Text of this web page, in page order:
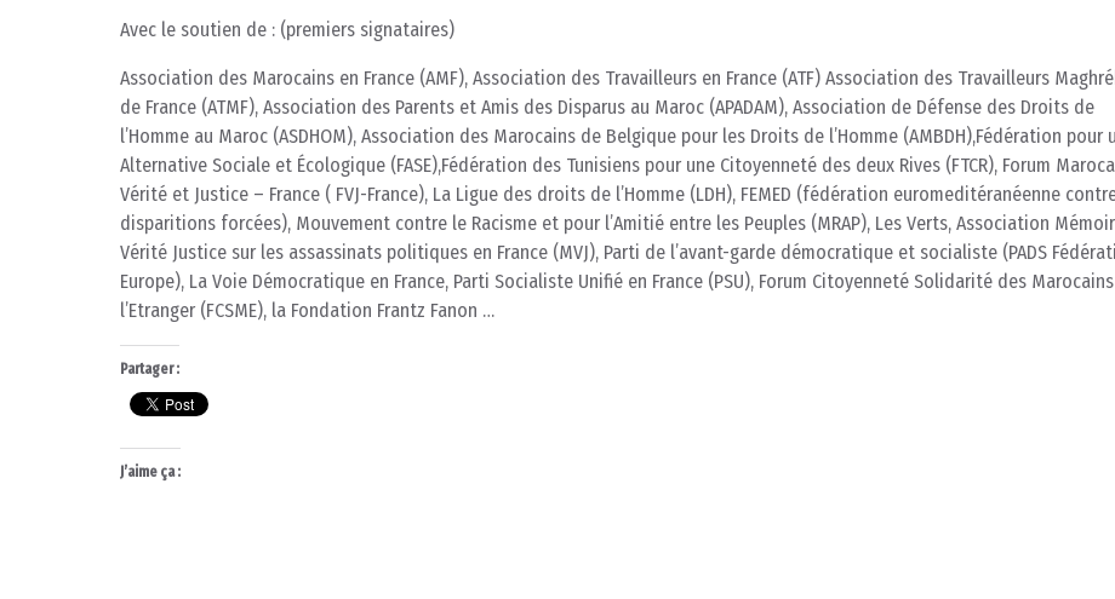
Avec le soutien de : (premiers signataires)
Association des Marocains en France (AMF), Association des Travailleurs en France (ATF) Association des Travailleurs
de France (ATMF), Association des Parents et Amis des Disparus au Maroc (APADAM), Association de Défense des Droits de
l’Homme au Maroc (ASDHOM), Association des Marocains de Belgique pour les Droits de l’Homme (AMBDH),Fédération pour
Alternative Sociale et Écologique (FASE),Fédération des Tunisiens pour une Citoyenneté des deux Rives (FTCR), Forum
Vérité et Justice – France ( FVJ-France), La Ligue des droits de l’Homme (LDH), FEMED (fédération euromeditéranéenne
disparitions forcées), Mouvement contre le Racisme et pour l’Amitié entre les Peuples (MRAP), Les Verts, Association
Vérité Justice sur les assassinats politiques en France (MVJ), Parti de l’avant-garde démocratique et socialiste (PADS
Europe), La Voie Démocratique en France, Parti Socialiste Unifié en France (PSU), Forum Citoyenneté Solidarité des
l’Etranger (FCSME), la Fondation Frantz Fanon …
Partager :
J’aime ça :